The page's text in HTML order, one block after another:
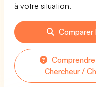
à votre situation.
Comparer
Chercheur /